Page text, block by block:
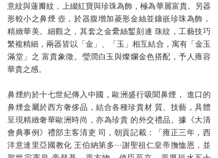
意紋與蓮瓣紋，上綴紅寶與珍珠為飾，極為華麗富貴。另器
形較小之鼻煙 壺，於器腹增加菱形金絲並鑲嵌珍珠為飾，
精緻華美。細觀之，其套之金纍絲鏨刻連 珠紋，工藝技巧
繁複精細，兩器皆以「金」、「玉」相互結合，寓有「金玉
滿堂」之 富貴象徵。瑩潤白玉與燦爛金色搭配，予人雍容
華貴之感。
鼻煙約於十七世紀傳入中國，歐洲盛行吸聞鼻煙， 進口的
鼻煙盒屬於西方奢侈品，結合各種珍貴材 質、技藝，具體
呈現精緻奢華歐洲時尚，亦為珍貴 的外交禮品。據《大清
會典事例》禮部主客清吏 司，朝貢記載：「雍正三年，西
洋意達里亞國教化 王伯納第多···謝聖祖仁皇帝撫恤恩，並